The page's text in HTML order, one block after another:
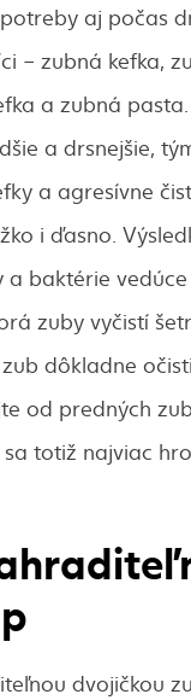
aj počas
– zubná kefka,
a zubná
a drsnejšie,
a agresívne
i ďasno.
a baktérie
zuby vyčistí
dôkladne
od predných
totiž najviac
dvojičkou